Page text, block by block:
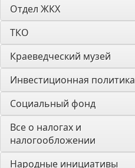
Отдел ЖКХ
ТКО
Краеведческий музей
Инвестиционная политика
Социальный фонд
Все о налогах и
налогообложении
Народные инициативы